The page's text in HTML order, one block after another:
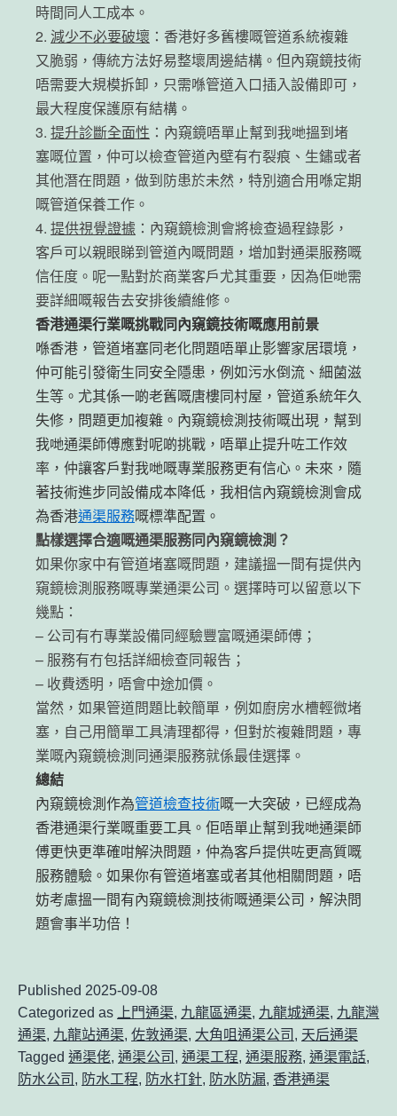
時間同人工成本。
2. 減少不必要破壞 ：香港好多舊樓嘅管道系統複雜
又脆弱，傳統方法好易整壞周邊結構。但內窺鏡技術
唔需要大規模拆卸，只需喺管道入口插入設備即可，
最大程度保護原有結構。
3. 提升診斷全面性 ：內窺鏡唔單止幫到我哋搵到堵
塞嘅位置，仲可以檢查管道內壁有冇裂痕、生鏽或者
其他潛在問題，做到防患於未然，特別適合用喺定期
嘅管道保養工作。
4. 提供視覺證據 ：內窺鏡檢測會將檢查過程錄影，
客戶可以親眼睇到管道內嘅問題，增加對通渠服務嘅
信任度。呢一點對於商業客戶尤其重要，因為佢哋需
要詳細嘅報告去安排後續維修。
香港通渠行業嘅挑戰同內窺鏡技術嘅應用前景
喺香港，管道堵塞同老化問題唔單止影響家居環境，
仲可能引發衛生同安全隱患，例如污水倒流、細菌滋
生等。尤其係一啲老舊嘅唐樓同村屋，管道系統年久
失修，問題更加複雜。內窺鏡檢測技術嘅出現，幫到
我哋通渠師傅應對呢啲挑戰，唔單止提升咗工作效
率，仲讓客戶對我哋嘅專業服務更有信心。未來，隨
著技術進步同設備成本降低，我相信內窺鏡檢測會成
為香港通渠服務嘅標準配置。
點樣選擇合適嘅通渠服務同內窺鏡檢測？
如果你家中有管道堵塞嘅問題，建議搵一間有提供內
窺鏡檢測服務嘅專業通渠公司。選擇時可以留意以下
幾點：
– 公司有冇專業設備同經驗豐富嘅通渠師傅；
– 服務有冇包括詳細檢查同報告；
– 收費透明，唔會中途加價。
當然，如果管道問題比較簡單，例如廚房水槽輕微堵
塞，自己用簡單工具清理都得，但對於複雜問題，專
業嘅內窺鏡檢測同通渠服務就係最佳選擇。
總結
內窺鏡檢測作為管道檢查技術嘅一大突破，已經成為
香港通渠行業嘅重要工具。佢唔單止幫到我哋通渠師
傅更快更準確咁解決問題，仲為客戶提供咗更高質嘅
服務體驗。如果你有管道堵塞或者其他相關問題，唔
妨考慮搵一間有內窺鏡檢測技術嘅通渠公司，解決問
題會事半功倍！
Published 2025-09-08
Categorized as
上門通渠, 九龍區通渠, 九龍城通渠, 九龍灣
通渠, 九龍站通渠, 佐敦通渠, 大角咀通渠公司 , 天后通渠
Tagged 通渠佬, 通渠公司 , 通渠工程, 通渠服務, 通渠電話,
防水公司 , 防水工程, 防水打針, 防水防漏, 香港通渠